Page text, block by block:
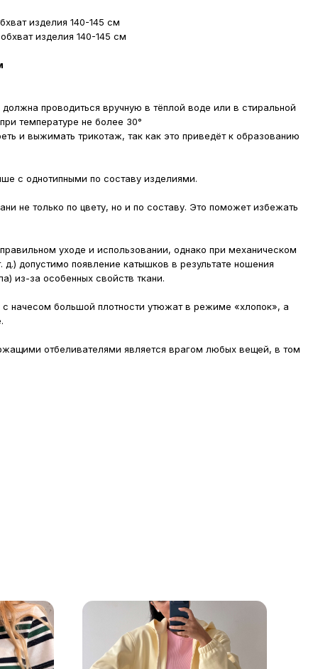
изделия 140-145 см
изделия 140-145 см
проводиться вручную в тёплой воде или в стиральной
температуре не более 30°
и выжимать трикотаж, так как это приведёт к образованию
с однотипными по составу изделиями.
не только по цвету, но и по составу. Это поможет избежать
уходе и использовании, однако при механическом
допустимо появление катышков в результате ношения
из-за особенных свойств ткани.
начесом большой плотности утюжат в режиме «хлопок», а
отбеливателями является врагом любых вещей, в том